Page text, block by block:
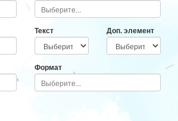
Текст Доп. элемент
Формат